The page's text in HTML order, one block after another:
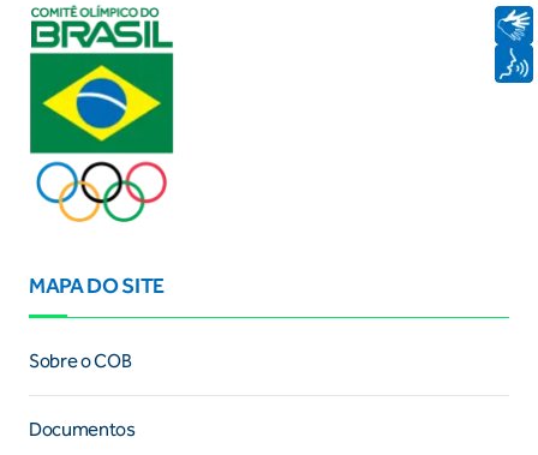
MAPA DO SITE
Sobre o COB
Documentos